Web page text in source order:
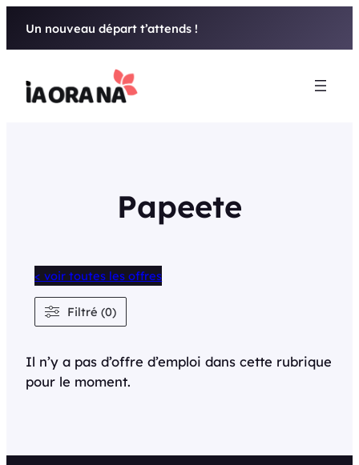
Un nouveau départ t’attends !
Papeete
Il n’y a pas d’offre d’emploi dans cette rubrique
pour le moment.
< voir toutes les offres
Filtré (0)